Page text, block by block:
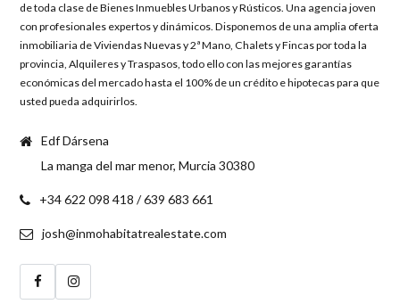
de toda clase de Bienes Inmuebles Urbanos y Rústicos. Una agencia joven
con profesionales expertos y dinámicos. Disponemos de una amplia oferta
inmobiliaria de Viviendas Nuevas y 2ª Mano, Chalets y Fincas por toda la
provincia, Alquileres y Traspasos, todo ello con las mejores garantías
económicas del mercado hasta el 100% de un crédito e hipotecas para que
usted pueda adquirirlos.
Edf Dársena
La manga del mar menor, Murcia 30380
+34 622 098 418 / 639 683 661
josh@inmohabitatrealestate.com